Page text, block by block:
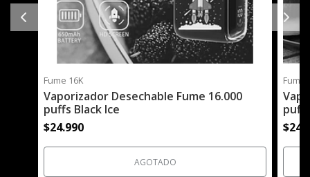
Fume 16K
Vaporizador Desechable Fume 16.000
puffs Black Ice
$24.990
AGOTADO
Fume